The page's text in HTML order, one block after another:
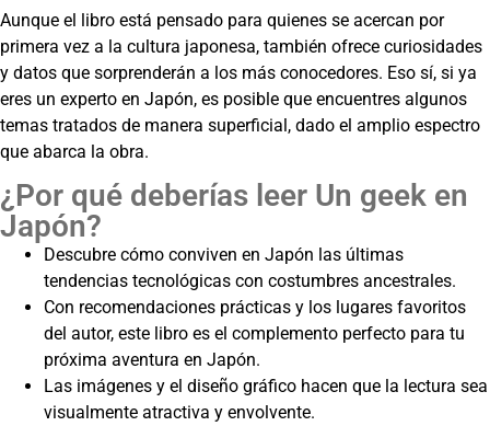
Aunque el libro está pensado para quienes se acercan por
primera vez a la cultura japonesa, también ofrece curiosidades
y datos que sorprenderán a los más conocedores. Eso sí, si ya
eres un experto en Japón, es posible que encuentres algunos
temas tratados de manera superficial, dado el amplio espectro
que abarca la obra.
¿Por qué deberías leer Un geek en
Japón?
Descubre cómo conviven en Japón las últimas
tendencias tecnológicas con costumbres ancestrales.
Con recomendaciones prácticas y los lugares favoritos
del autor, este libro es el complemento perfecto para tu
próxima aventura en Japón.
Las imágenes y el diseño gráfico hacen que la lectura sea
visualmente atractiva y envolvente.